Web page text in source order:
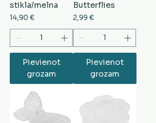
stikla/melna
Cena
14,90 €
Pievienot
grozam
Butterflies
Cena
2,99 €
Pievienot
grozam